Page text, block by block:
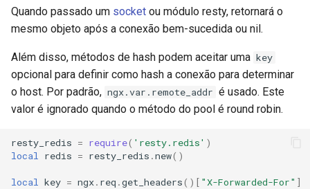
let
limit-traffic-rate
link
log-sqlite
Quando passado um socket ou módulo resty, retornará o
mesmo objeto após a conexão bem-sucedida ou nil.
Além disso, métodos de hash podem aceitar uma key
opcional para definir como hash a conexão para determinar
o host. Por padrão, ngx.var.remote_addr é usado. Este
valor é ignorado quando o método do pool é round robin.
resty_redis = require( 'resty.redis' )
local
redis = resty_redis .new()
local key = ngx. req .get_headers()[ "X-Forwarded-For" ]